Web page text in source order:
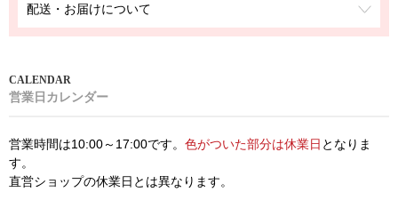
配送・お届けについて
営業日カレンダー
営業時間は10:00～17:00です。 色がついた部分は休業日 となりま
す。
直営ショップの休業日とは異なります。